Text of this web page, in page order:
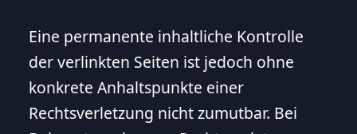
Eine permanente inhaltliche Kontrolle
der verlinkten Seiten ist jedoch ohne
konkrete Anhaltspunkte einer
Rechtsverletzung nicht zumutbar. Bei